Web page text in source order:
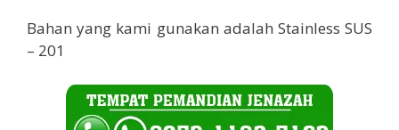
Bahan yang kami gunakan adalah Stainless SUS
– 201